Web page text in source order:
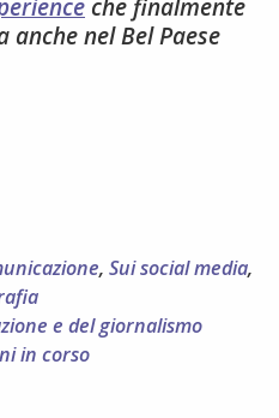
che finalmente
anche nel Bel Paese
, Sui social media,
e del giornalismo
in corso